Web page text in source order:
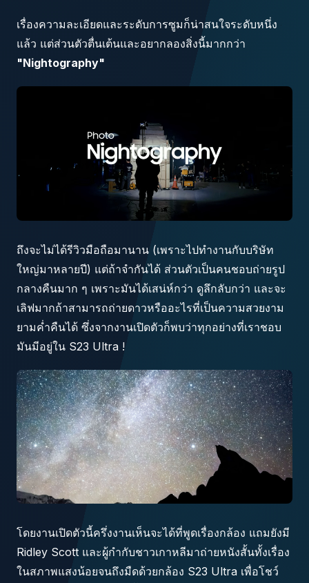
เรื่องความละเอียดและระดับการซูมก็น่าสนใจระดับหนึ่ง
แล้ว แต่ส่วนตัวตื่นเต้นและอยากลองสิ่งนี้มากกว่า
"Nightography"
ถึงจะไม่ได้รีวิวมือถือมานาน (เพราะไปทำงานกับบริษัท
ใหญ่มาหลายปี) แต่ถ้าจำกันได้ ส่วนตัวเป็นคนชอบถ่ายรูป
กลางคืนมาก ๆ เพราะมันได้เสน่ห์กว่า ดูลึกลับกว่า และจะ
เลิฟมากถ้าสามารถถ่ายดาวหรืออะไรที่เป็นความสวยงาม
ยามค่ำคืนได้ ซึ่งจากงานเปิดตัวก็พบว่าทุกอย่างที่เราชอบ
มันมีอยู่ใน S23 Ultra !
โดยงานเปิดตัวนี้ครึ่งงานเห็นจะได้ที่พูดเรื่องกล้อง แถมยังมี
Ridley Scott และผู้กำกับชาวเกาหลีมาถ่ายหนังสั้นทั้งเรื่อง
ในสภาพแสงน้อยจนถึงมืดด้วยกล้อง S23 Ultra เพื่อโชว์